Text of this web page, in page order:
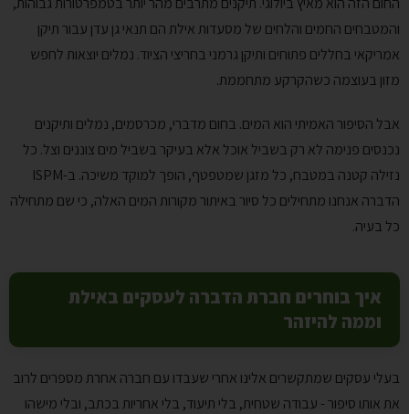
והמטבחים החמים והלחים של מסעדות אילת הם תנאי גן עדן עבור תיקן
אמריקאי בחללים פתוחים ותיקן גרמני בחריצי הציוד. נמלים יוצאות לחפש
מזון בעוצמה כשהקרקע מתחממת.
אבל הסיפור האמיתי הוא המים. בחום מדברי, מכרסמים, נמלים ותיקנים
נכנסים פנימה לא רק בשביל אוכל אלא בעיקר בשביל מים צוננים וצל. כל
נזילה קטנה במטבח, כל מזגן שמטפטף, הופך למוקד משיכה. ב-ISPM
הדברה אנחנו מתחילים כל סיור באיתור מקורות המים האלה, כי שם מתחילה
כל בעיה.
איך בוחרים חברת הדברה לעסקים באילת
וממה להיזהר
בעלי עסקים שמתקשרים אלינו אחרי שעבדו עם חברה אחרת מספרים לרוב
את אותו סיפור - עבודה שטחית, בלי תיעוד, בלי אחריות בכתב, ובלי מישהו